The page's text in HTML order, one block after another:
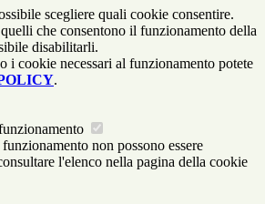
scegliere quali cookie consentire.
che consentono il funzionamento della
disabilitarli.
i cookie necessari al funzionamento potete
.
non possono essere
l'elenco nella pagina della cookie